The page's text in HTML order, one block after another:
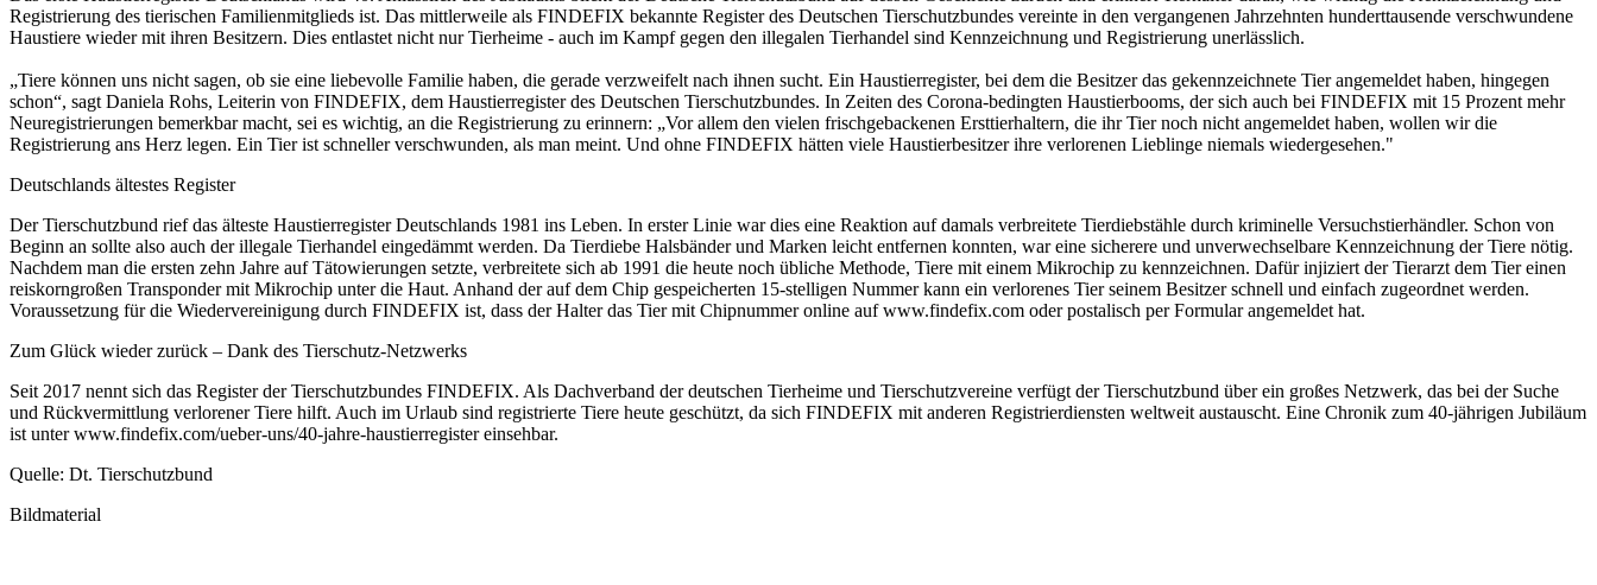
Registrierung des tierischen Familienmitglieds ist. Das mittlerweile als FINDEFIX bekannte Register des Deutschen Tierschutzbundes vereinte in den vergangenen Jahrzehnten hunderttausende verschwundene
Haustiere wieder mit ihren Besitzern. Dies entlastet nicht nur Tierheime - auch im Kampf gegen den illegalen Tierhandel sind Kennzeichnung und Registrierung unerlässlich.
„Tiere können uns nicht sagen, ob sie eine liebevolle Familie haben, die gerade verzweifelt nach ihnen sucht. Ein Haustierregister, bei dem die Besitzer das gekennzeichnete Tier angemeldet haben, hingegen
schon“, sagt Daniela Rohs, Leiterin von FINDEFIX, dem Haustierregister des Deutschen Tierschutzbundes. In Zeiten des Corona-bedingten Haustierbooms, der sich auch bei FINDEFIX mit 15 Prozent mehr
Neuregistrierungen bemerkbar macht, sei es wichtig, an die Registrierung zu erinnern: „Vor allem den vielen frischgebackenen Ersttierhaltern, die ihr Tier noch nicht angemeldet haben, wollen wir die
Registrierung ans Herz legen. Ein Tier ist schneller verschwunden, als man meint. Und ohne FINDEFIX hätten viele Haustierbesitzer ihre verlorenen Lieblinge niemals wiedergesehen."
Deutschlands ältestes Register
Der Tierschutzbund rief das älteste Haustierregister Deutschlands 1981 ins Leben. In erster Linie war dies eine Reaktion auf damals verbreitete Tierdiebstähle durch kriminelle Versuchstierhändler. Schon von
Beginn an sollte also auch der illegale Tierhandel eingedämmt werden. Da Tierdiebe Halsbänder und Marken leicht entfernen konnten, war eine sicherere und unverwechselbare Kennzeichnung der Tiere nötig.
Nachdem man die ersten zehn Jahre auf Tätowierungen setzte, verbreitete sich ab 1991 die heute noch übliche Methode, Tiere mit einem Mikrochip zu kennzeichnen. Dafür injiziert der Tierarzt dem Tier einen
reiskorngroßen Transponder mit Mikrochip unter die Haut. Anhand der auf dem Chip gespeicherten 15-stelligen Nummer kann ein verlorenes Tier seinem Besitzer schnell und einfach zugeordnet werden.
Voraussetzung für die Wiedervereinigung durch FINDEFIX ist, dass der Halter das Tier mit Chipnummer online auf www.findefix.com oder postalisch per Formular angemeldet hat.
Zum Glück wieder zurück – Dank des Tierschutz-Netzwerks
Seit 2017 nennt sich das Register der Tierschutzbundes FINDEFIX. Als Dachverband der deutschen Tierheime und Tierschutzvereine verfügt der Tierschutzbund über ein großes Netzwerk, das bei der Suche
und Rückvermittlung verlorener Tiere hilft. Auch im Urlaub sind registrierte Tiere heute geschützt, da sich FINDEFIX mit anderen Registrierdiensten weltweit austauscht. Eine Chronik zum 40-jährigen Jubiläum
ist unter www.findefix.com/ueber-uns/40-jahre-haustierregister einsehbar.
Quelle: Dt. Tierschutzbund
Bildmaterial